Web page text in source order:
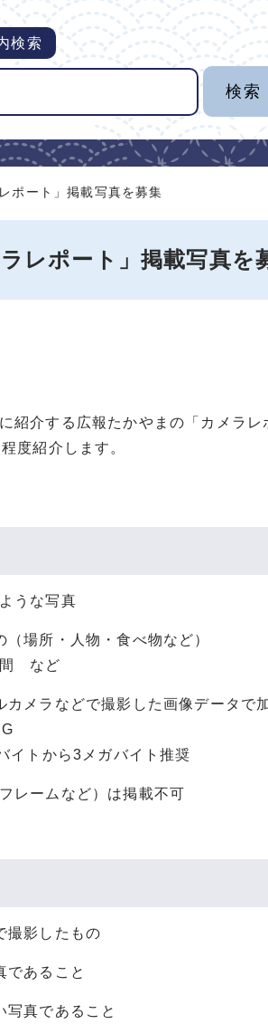
検索
ポート」掲載写真を募集
レポート」掲載写真を
紹介する広報たかやまの「カメラ
度紹介します。
うな写真
（場所・人物・食べ物など）
間 など
カメラなどで撮影した画像データで
トから3メガバイト推奨
レームなど）は掲載不可
撮影したもの
であること
写真であること